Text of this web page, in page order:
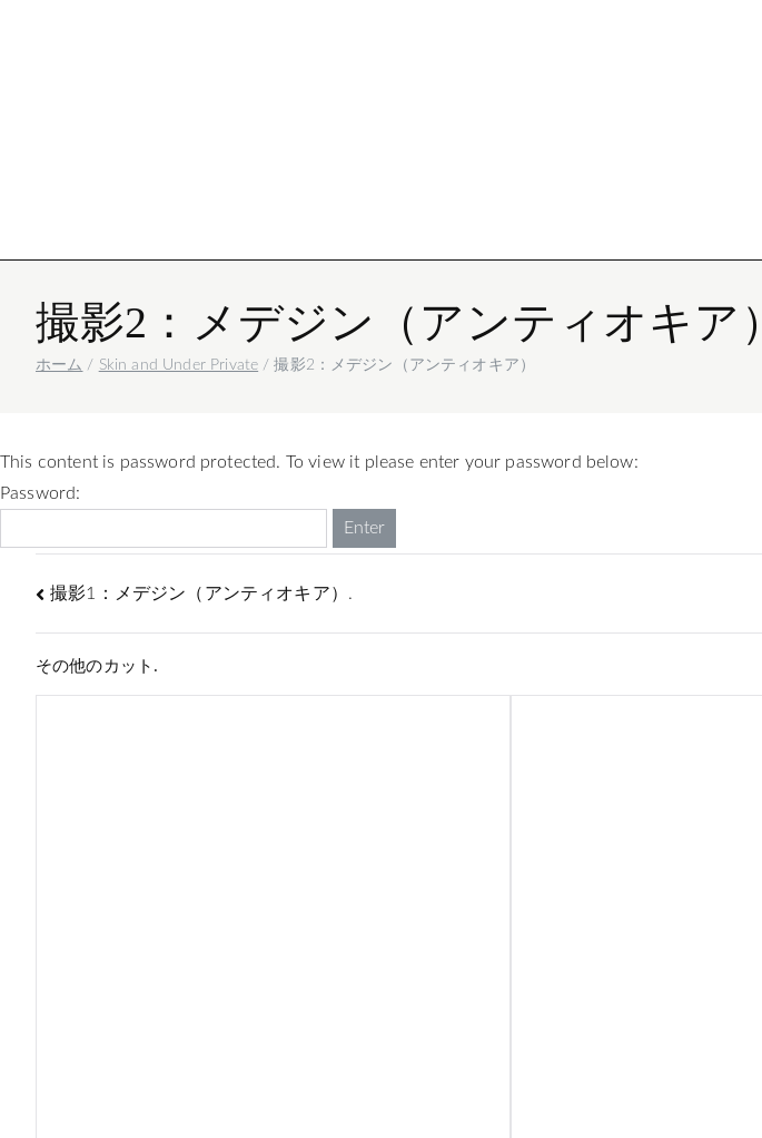
撮影2：メデジン（アンティオキア）
ホーム Skin and Under Private 撮影2：メデジン（アンティオキア）
This content is password protected. To view it please enter your password below:
Password:
撮影1：メデジン（アンティオキア）.
その他のカット.